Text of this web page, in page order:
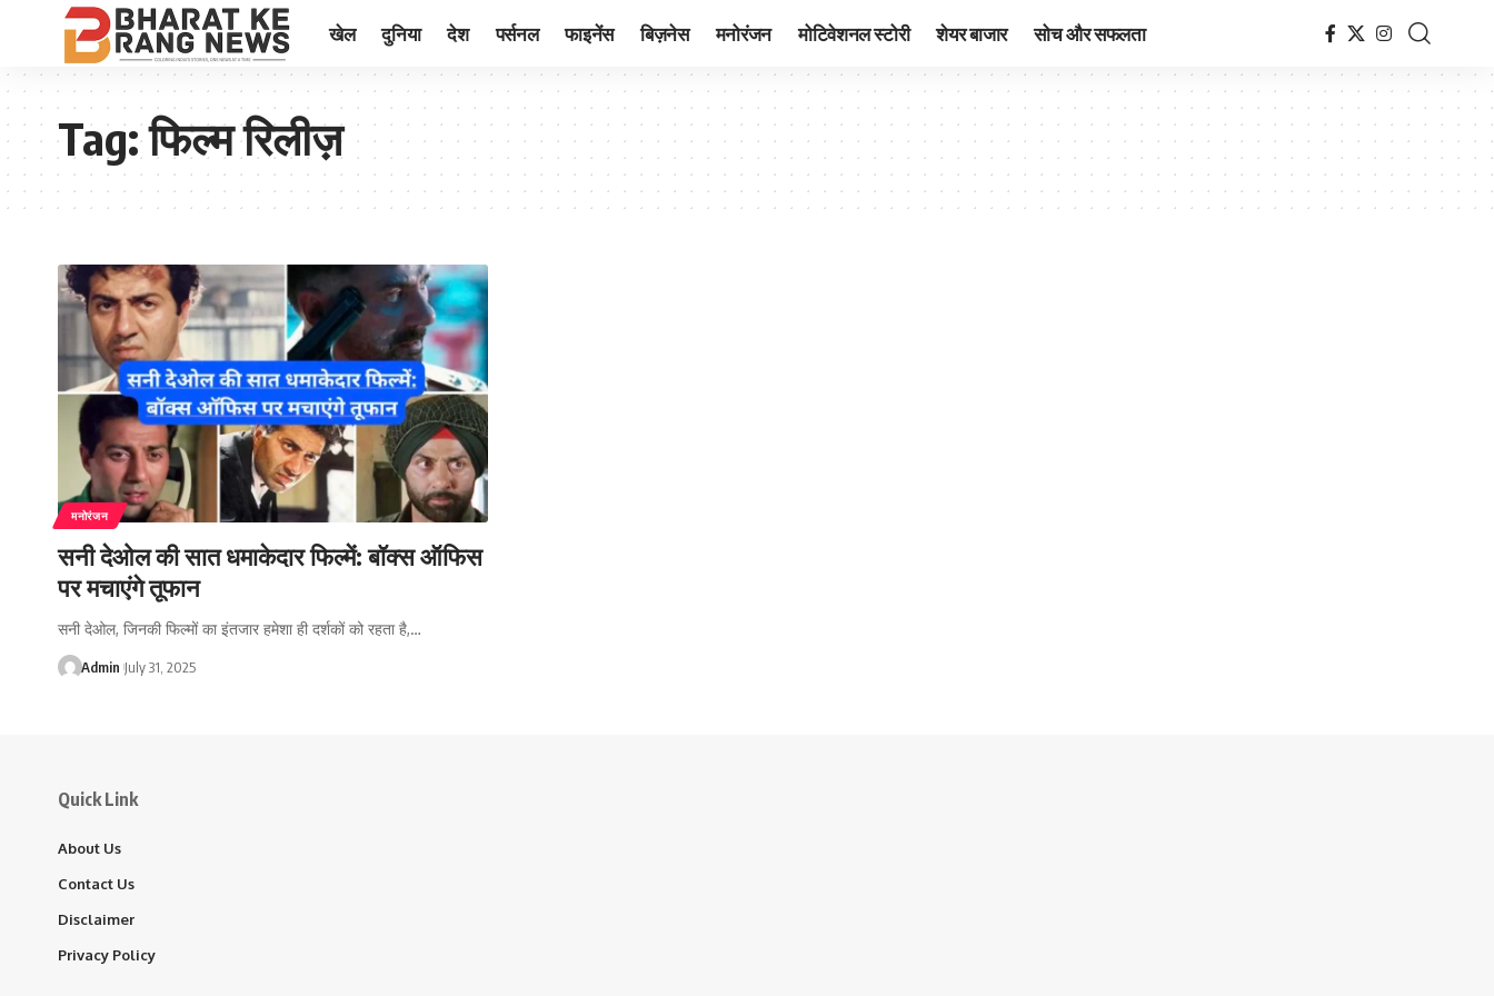
खेल दुनिया देश पर्सनल फाइनेंस बिज़नेस मनोरंजन मोटिवेशनल स्टोरी शेयर बाजार सोच और सफलता
Tag:फिल्म रिलीज़
मनोरंजन
सनी देओल की सात धमाकेदार फिल्में: बॉक्स ऑफिस
पर मचाएंगे तूफान
सनी देओल, जिनकी फिल्मों का इंतजार हमेशा ही दर्शकों को रहता है,…
Admin July 31, 2025
Quick Link
About Us
Contact Us
Disclaimer
Privacy Policy